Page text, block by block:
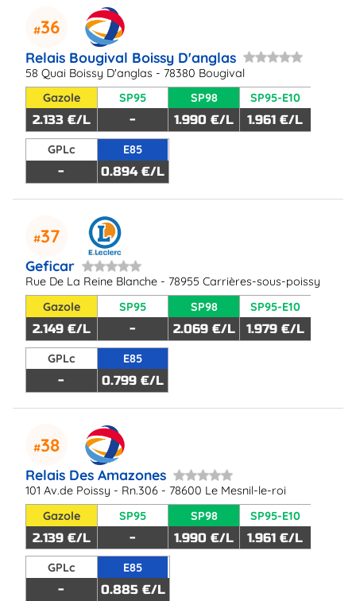
36
Relais Bougival Boissy D'anglas
58 Quai Boissy D'anglas - 78380 Bougival
Gazole
2.133 €/L
SP95
-
SP98
1.990 €/L
SP95-E10
1.961 €/L
GPLc
-
E85
0.894 €/L
37
Geficar
Rue De La Reine Blanche - 78955 Carrières-sous-poissy
Gazole
2.149 €/L
SP95
-
SP98
2.069 €/L
SP95-E10
1.979 €/L
GPLc
-
E85
0.799 €/L
38
Relais Des Amazones
101 Av.de Poissy - Rn.306 - 78600 Le Mesnil-le-roi
Gazole
2.139 €/L
SP95
-
SP98
1.990 €/L
SP95-E10
1.961 €/L
GPLc
-
E85
0.885 €/L